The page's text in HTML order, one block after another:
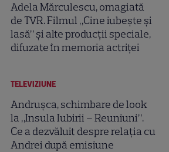
Adela Mărculescu, omagiată
de TVR. Filmul „Cine iubește și
lasă” și alte producții speciale,
difuzate în memoria actriței
TELEVIZIUNE
Andrușca, schimbare de look
la „Insula Iubirii – Reuniuni”.
Ce a dezvăluit despre relația cu
Andrei după emisiune